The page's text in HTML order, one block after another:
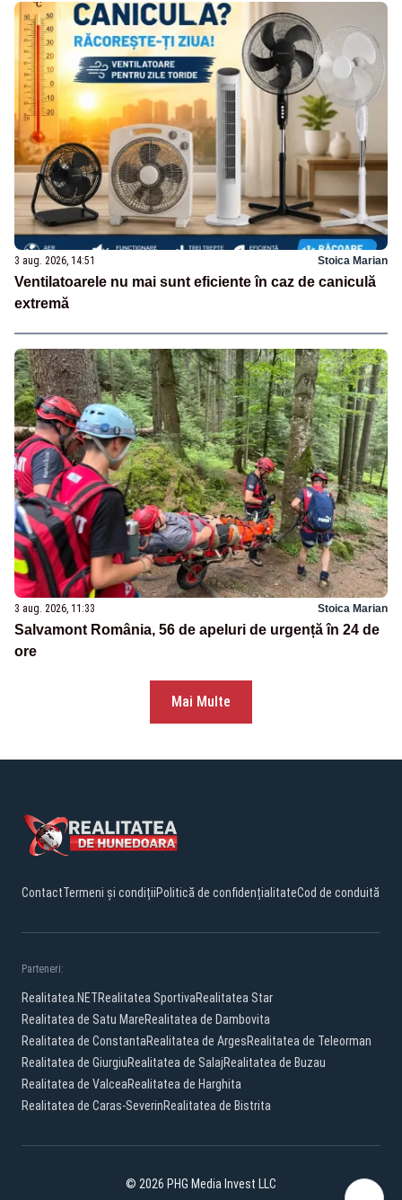
3 aug. 2026, 14:51 Stoica Marian
Ventilatoarele nu mai sunt eficiente în caz de caniculă
extremă
3 aug. 2026, 11:33 Stoica Marian
Salvamont România, 56 de apeluri de urgență în 24 de
ore
Mai Multe
ContactTermeni și condițiiPolitică de confidențialitateCod de conduită
Parteneri:
Realitatea.NETRealitatea SportivaRealitatea Star
Realitatea de Satu MareRealitatea de Dambovita
Realitatea de ConstantaRealitatea de ArgesRealitatea de Teleorman
Realitatea de GiurgiuRealitatea de SalajRealitatea de Buzau
Realitatea de ValceaRealitatea de Harghita
Realitatea de Caras-SeverinRealitatea de Bistrita
© 2026 PHG Media Invest LLC